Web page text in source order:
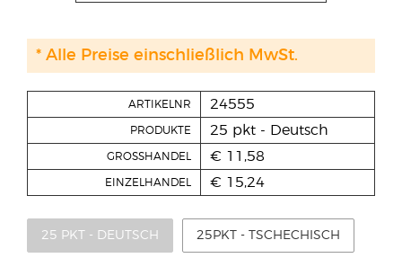
ARTIKELNR 24555
PRODUKTE 25 pkt - Deutsch
GROSSHANDEL € 11,58
EINZELHANDEL € 15,24
25 PKT - DEUTSCH 25PKT - TSCHECHISCH
* Alle Preise einschließlich MwSt.